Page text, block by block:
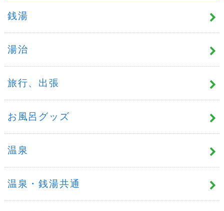
銭湯
湯治
旅行、出張
お風呂グッズ
温泉
温泉・銭湯共通